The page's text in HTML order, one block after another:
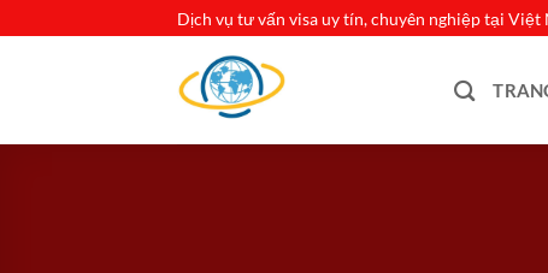
Dịch vụ tư vấn visa uy tín, chuyên nghiệp tại Việt